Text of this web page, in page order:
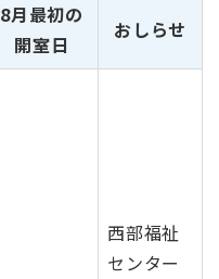
8月最初の
開室日
おしらせ
西部福祉
センター